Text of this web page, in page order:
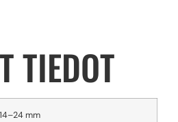
TIEDOT
14–24 mm